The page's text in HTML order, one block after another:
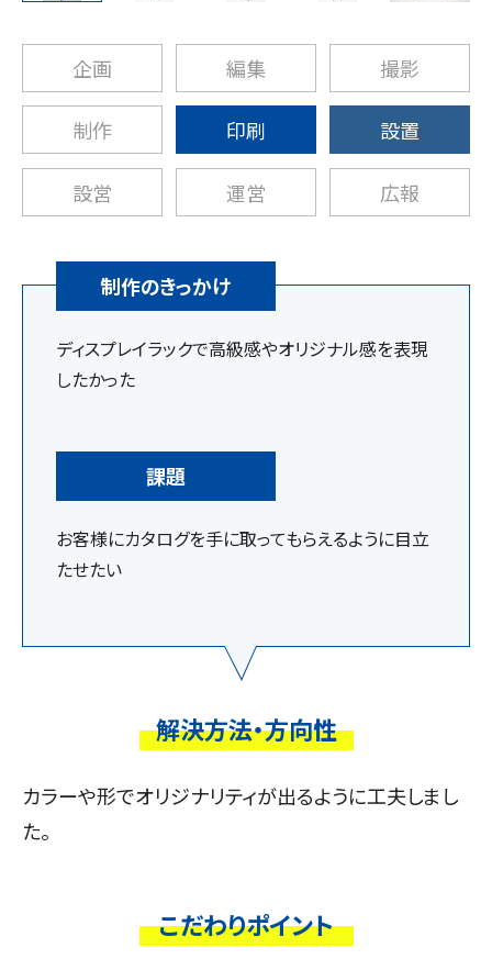
企画 編集 撮影
制作 印刷 設置
設営 運営 広報
制作のきっかけ
ディスプレイラックで高級感やオリジナル感を表現
したかった
課題
お客様にカタログを手に取ってもらえるように目立
たせたい
解決方法・方向性
カラーや形でオリジナリティが出るように工夫しまし
た。
こだわりポイント